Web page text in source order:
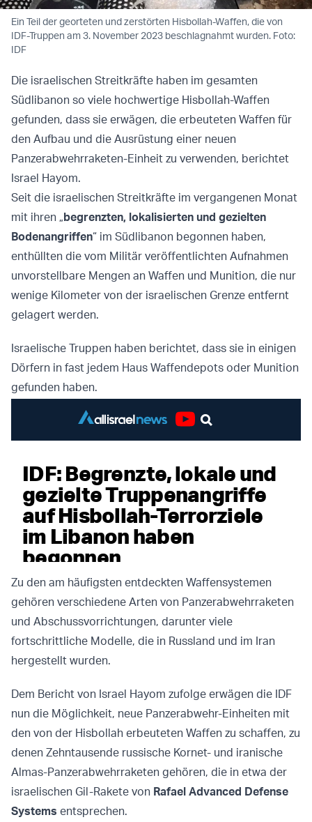
Ein Teil der georteten und zerstörten Hisbollah-Waffen, die von
IDF-Truppen am 3. November 2023 beschlagnahmt wurden. Foto:
IDF
Die israelischen Streitkräfte haben im gesamten
Südlibanon so viele hochwertige Hisbollah-Waffen
gefunden, dass sie erwägen, die erbeuteten Waffen für
den Aufbau und die Ausrüstung einer neuen
Panzerabwehrraketen-Einheit zu verwenden, berichtet
Israel Hayom.
Seit die israelischen Streitkräfte im vergangenen Monat
mit ihren „begrenzten, lokalisierten und gezielten
Bodenangriffen“ im Südlibanon begonnen haben,
enthüllten die vom Militär veröffentlichten Aufnahmen
unvorstellbare Mengen an Waffen und Munition, die nur
wenige Kilometer von der israelischen Grenze entfernt
gelagert werden.
Israelische Truppen haben berichtet, dass sie in einigen
Dörfern in fast jedem Haus Waffendepots oder Munition
gefunden haben.
Zu den am häufigsten entdeckten Waffensystemen
gehören verschiedene Arten von Panzerabwehrraketen
und Abschussvorrichtungen, darunter viele
fortschrittliche Modelle, die in Russland und im Iran
hergestellt wurden.
Dem Bericht von Israel Hayom zufolge erwägen die IDF
nun die Möglichkeit, neue Panzerabwehr-Einheiten mit
den von der Hisbollah erbeuteten Waffen zu schaffen, zu
denen Zehntausende russische Kornet- und iranische
Almas-Panzerabwehrraketen gehören, die in etwa der
israelischen Gil-Rakete von Rafael Advanced Defense
Systems entsprechen.